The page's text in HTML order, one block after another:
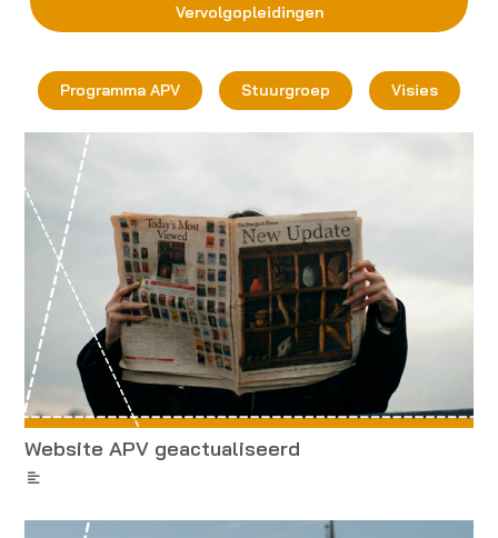
Vervolgopleidingen
Programma APV Stuurgroep Visies
Website APV geactualiseerd